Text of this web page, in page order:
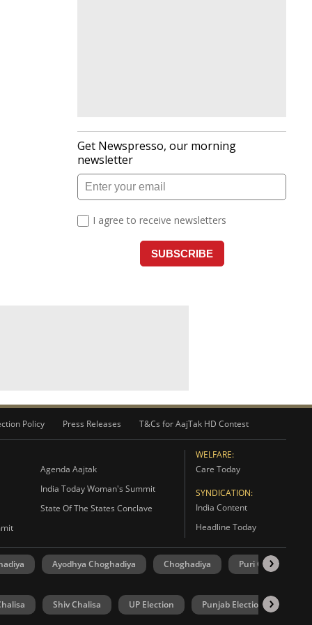
Policy Press Releases T&Cs for AajTak HD Contest
Agenda Aajtak
India Today Woman's Summit
State Of The States Conclave
WELFARE:
Care Today
SYNDICATION:
India Content
Headline Today
Ayodhya Choghadiya Choghadiya Puri Choghadiya
Shiv Chalisa UP Election Punjab Election